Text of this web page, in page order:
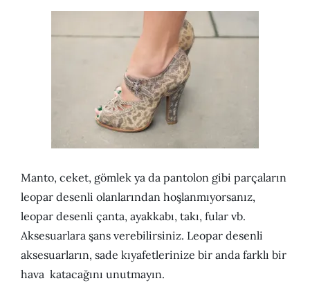
Manto, ceket, gömlek ya da pantolon gibi parçaların
leopar desenli olanlarından hoşlanmıyorsanız,
leopar desenli çanta, ayakkabı, takı, fular vb.
Aksesuarlara şans verebilirsiniz. Leopar desenli
aksesuarların, sade kıyafetlerinize bir anda farklı bir
hava katacağını unutmayın.